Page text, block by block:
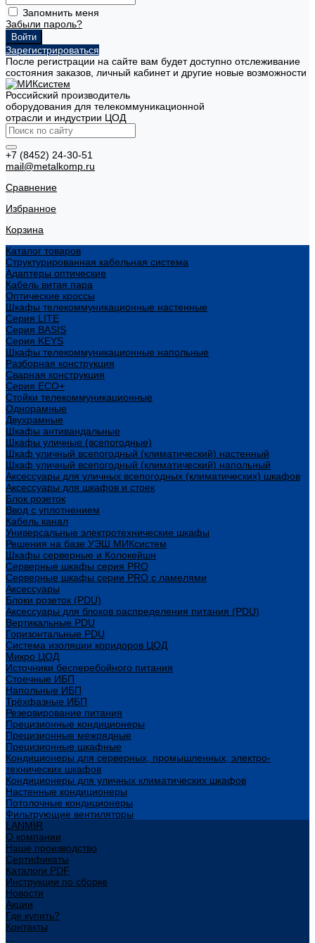
Запомнить меня
Забыли пароль?
Зарегистрироваться
После регистрации на сайте вам будет доступно отслеживание
состояния заказов, личный кабинет и другие новые возможности
Российский производитель
оборудования для телекоммуникационной
отрасли и индустрии ЦОД
+7 (8452) 24-30-51
mail@metalkomp.ru
Сравнение
Избранное
Корзина
Каталог товаров
Структурированная кабельная система
Адаптеры оптические
Кабель витая пара
Оптические кроссы
Шкафы телекоммуникационные настенные
Cерия LITE
Cерия BASIS
Cерия KEYS
Шкафы телекоммуникационные напольные
Разборная конструкция
Сварная конструкция
Серия ECO+
Стойки телекоммуникационные
Однорамные
Двухрамные
Шкафы антивандальные
Шкафы уличные (всепогодные)
Шкаф уличный всепогодный (климатический) настенный
Шкаф уличный всепогодный (климатический) напольный
Аксессуары для уличных всепогодных (климатических) шкафов
Аксессуары для шкафов и стоек
Блок розеток
Ввод с уплотнением
Кабель канал
Универсальные электротехнические шкафы
Решения на базе УЭШ МИКсистем
Шкафы серверные и Колокейшн
Серверные шкафы серия PRO
Серверные шкафы серии PRO с ламелями
Аксессуары
Блоки розеток (PDU)
Аксессуары для блоков распределения питания (PDU)
Вертикальные PDU
Горизонтальные PDU
Система изоляции коридоров ЦОД
Микро ЦОД
Источники бесперебойного питания
Стоечные ИБП
Напольные ИБП
Трёхфазные ИБП
Резервирование питания
Прецизионные кондиционеры
Прецизионные межрядные
Прецизионные шкафные
Кондиционеры для серверных, промышленных, электро-
технических шкафов
Кондиционеры для уличных климатических шкафов
Настенные кондиционеры
Потолочные кондиционеры
Фильтрующие вентиляторы
LANMIR
О компании
Наше производство
Сертификаты
Каталоги PDF
Инструкции по сборке
Новости
Акции
Где купить?
Контакты